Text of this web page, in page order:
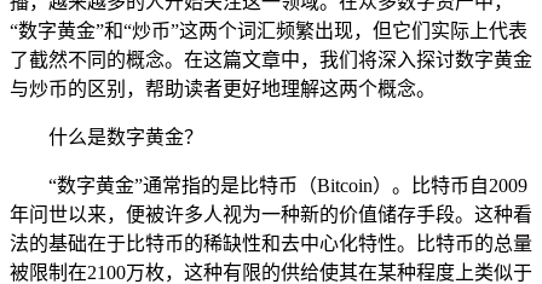
“数字黄金”和“炒币”这两个词汇频繁出现，但它们实际上代表
了截然不同的概念。在这篇文章中，我们将深入探讨数字黄金
与炒币的区别，帮助读者更好地理解这两个概念。
什么是数字黄金？
“数字黄金”通常指的是比特币（Bitcoin）。比特币自2009
年问世以来，便被许多人视为一种新的价值储存手段。这种看
法的基础在于比特币的稀缺性和去中心化特性。比特币的总量
被限制在2100万枚，这种有限的供给使其在某种程度上类似于